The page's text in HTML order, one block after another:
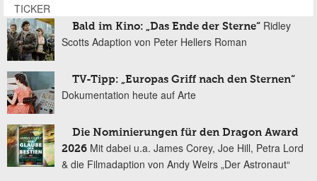
TICKER
Bald im Kino: „Das Ende der Sterne“ Ridley
Scotts Adaption von Peter Hellers Roman
TV-Tipp: „Europas Griff nach den Sternen“
Dokumentation heute auf Arte
Die Nominierungen für den Dragon Award
2026 Mit dabei u.a. James Corey, Joe Hill, Petra Lord
& die Filmadaption von Andy Weirs „Der Astronaut“